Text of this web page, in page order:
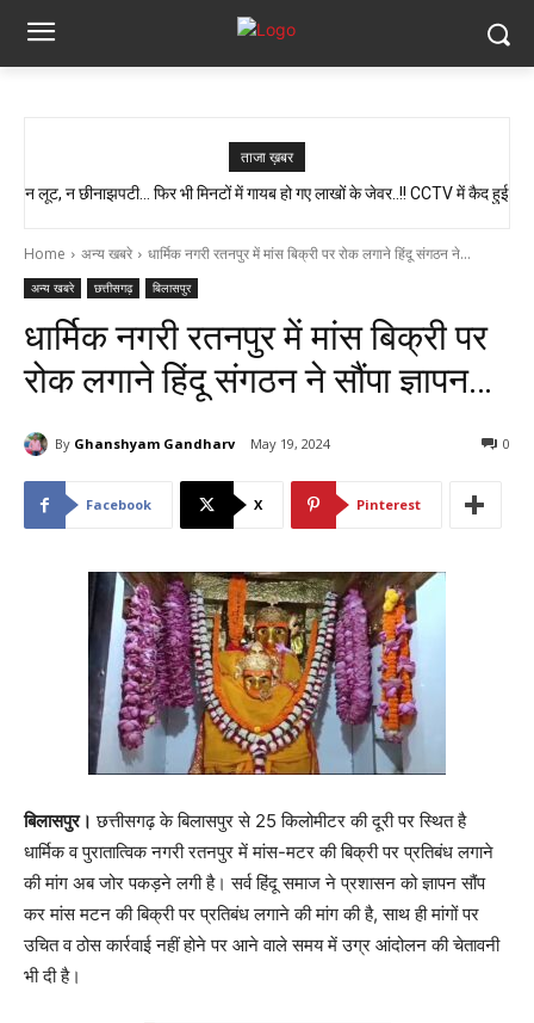
ताजा ख़बर
न लूट, न छीनाझपटी… फिर भी मिनटों में गायब हो गए लाखों के जेवर..!! CCTV में कैद हुई
Home अन्य खबरे धार्मिक नगरी रतनपुर में मांस बिक्री पर रोक लगाने हिंदू संगठन ने...
अन्य खबरे छत्तीसगढ़ बिलासपुर
धार्मिक नगरी रतनपुर में मांस बिक्री पर
रोक लगाने हिंदू संगठन ने सौंपा ज्ञापन…
By Ghanshyam Gandharv May 19, 2024 0
Facebook X Pinterest
बिलासपुर। छत्तीसगढ़ के बिलासपुर से 25 किलोमीटर की दूरी पर स्थित है
धार्मिक व पुरातात्विक नगरी रतनपुर में मांस-मटर की बिक्री पर प्रतिबंध लगाने
की मांग अब जोर पकड़ने लगी है। सर्व हिंदू समाज ने प्रशासन को ज्ञापन सौंप
कर मांस मटन की बिक्री पर प्रतिबंध लगाने की मांग की है, साथ ही मांगों पर
उचित व ठोस कार्रवाई नहीं होने पर आने वाले समय में उग्र आंदोलन की चेतावनी
भी दी है।